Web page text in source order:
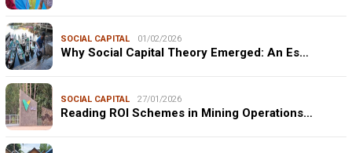
SOCIAL CAPITAL 01/02/2026
Why Social Capital Theory Emerged: An Es…
SOCIAL CAPITAL 27/01/2026
Reading ROI Schemes in Mining Operations…